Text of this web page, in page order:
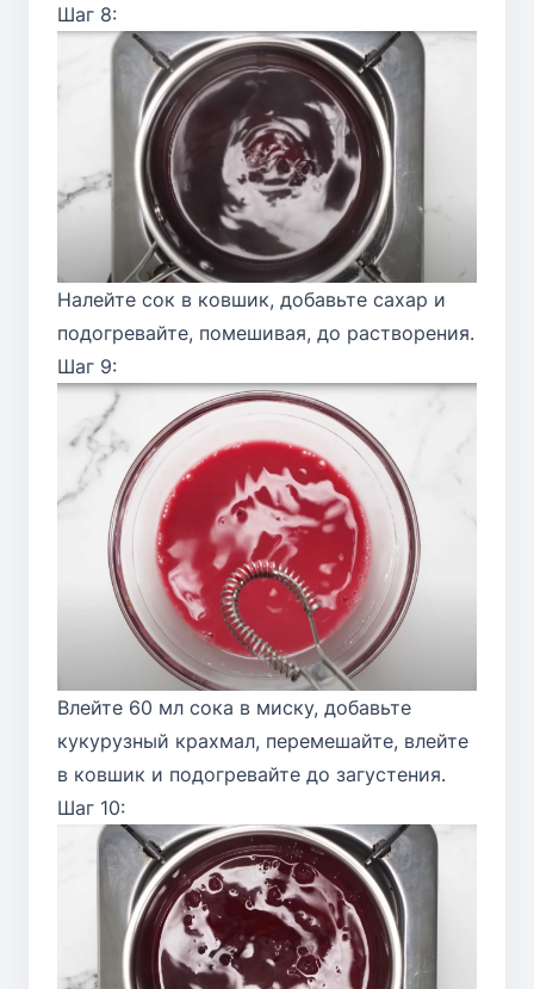
Шаг 8:
Налейте сок в ковшик, добавьте сахар и
подогревайте, помешивая, до растворения.
Шаг 9:
Влейте 60 мл сока в миску, добавьте
кукурузный крахмал, перемешайте, влейте
в ковшик и подогревайте до загустения.
Шаг 10: